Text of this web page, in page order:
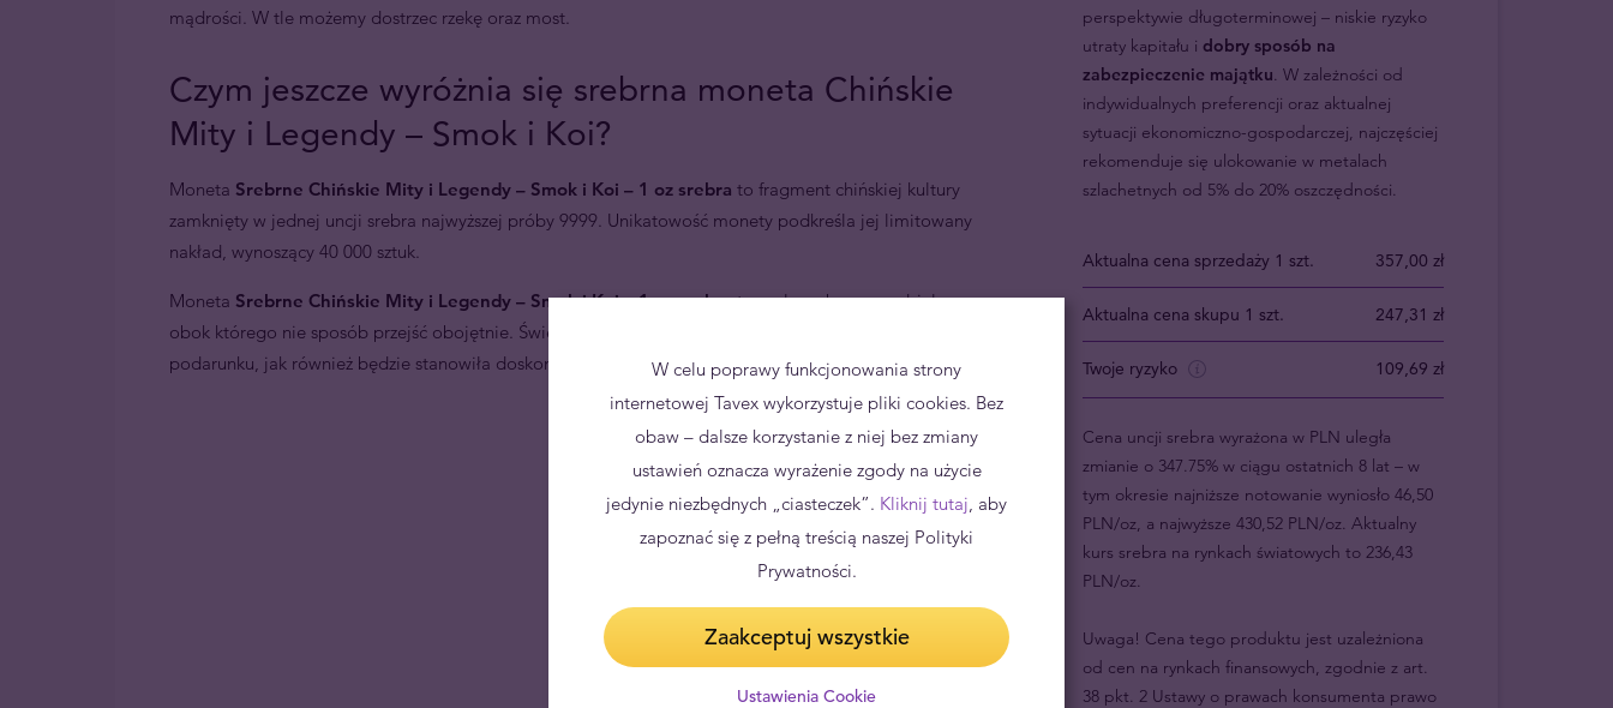
mądrości. W tle możemy dostrzec rzekę oraz most.
Czym jeszcze wyróżnia się srebrna moneta Chińskie
Mity i Legendy – Smok i Koi?
Moneta Srebrne Chińskie Mity i Legendy – Smok i Koi – 1 oz srebra to fragment chińskiej kultury
zamknięty w jednej uncji srebra najwyższej próby 9999. Unikatowość monety podkreśla jej limitowany
nakład, wynoszący 40 000 sztuk.
Moneta Srebrne Chińskie Mity i Legendy – Smok i Koi – 1 oz srebrato małe srebrne arcydzieło,
obok którego nie sposób przejść obojętnie. Świetnie sprawdzi się zarówno w roli oryginalnego
podarunku, jak również będzie stanowiła doskonałe uzupełnienie kolekcji numizmatów.
perspektywie długoterminowej – niskie ryzyko
utraty kapitału i dobry sposób na
zabezpieczenie majątku. W zależności od
indywidualnych preferencji oraz aktualnej
sytuacji ekonomiczno-gospodarczej, najczęściej
rekomenduje się ulokowanie w metalach
szlachetnych od 5% do 20% oszczędności.
Aktualna cena sprzedaży 1 szt. 357,00 zł
Aktualna cena skupu 1 szt. 247,31 zł
Twoje ryzyko 109,69 zł
Cena uncji srebra wyrażona w PLN uległa
zmianie o 347.75% w ciągu ostatnich 8 lat – w
tym okresie najniższe notowanie wyniosło 46,50
PLN/oz, a najwyższe 430,52 PLN/oz. Aktualny
kurs srebra na rynkach światowych to 236,43
PLN/oz.
Uwaga! Cena tego produktu jest uzależniona
od cen na rynkach finansowych, zgodnie z art.
38 pkt. 2 Ustawy o prawach konsumenta prawo
W celu poprawy funkcjonowania strony
internetowej Tavex wykorzystuje pliki cookies. Bez
obaw – dalsze korzystanie z niej bez zmiany
ustawień oznacza wyrażenie zgody na użycie
jedynie niezbędnych „ciasteczek”. Kliknij tutaj, aby
zapoznać się z pełną treścią naszej Polityki
Prywatności.
Zaakceptuj wszystkie
Ustawienia Cookie